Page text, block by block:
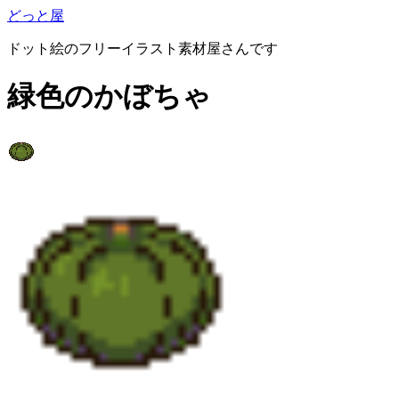
どっと屋
ドット絵のフリーイラスト素材屋さんです
緑色のかぼちゃ